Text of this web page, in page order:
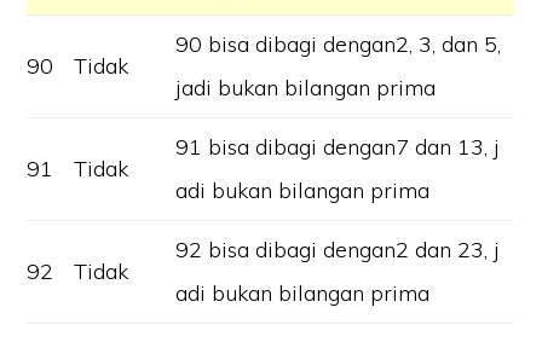
90 Tidak
90 bisa dibagi dengan2, 3, dan 5,
jadi bukan bilangan prima
91 Tidak
91 bisa dibagi dengan7 dan 13, j
adi bukan bilangan prima
92 Tidak
92 bisa dibagi dengan2 dan 23, j
adi bukan bilangan prima